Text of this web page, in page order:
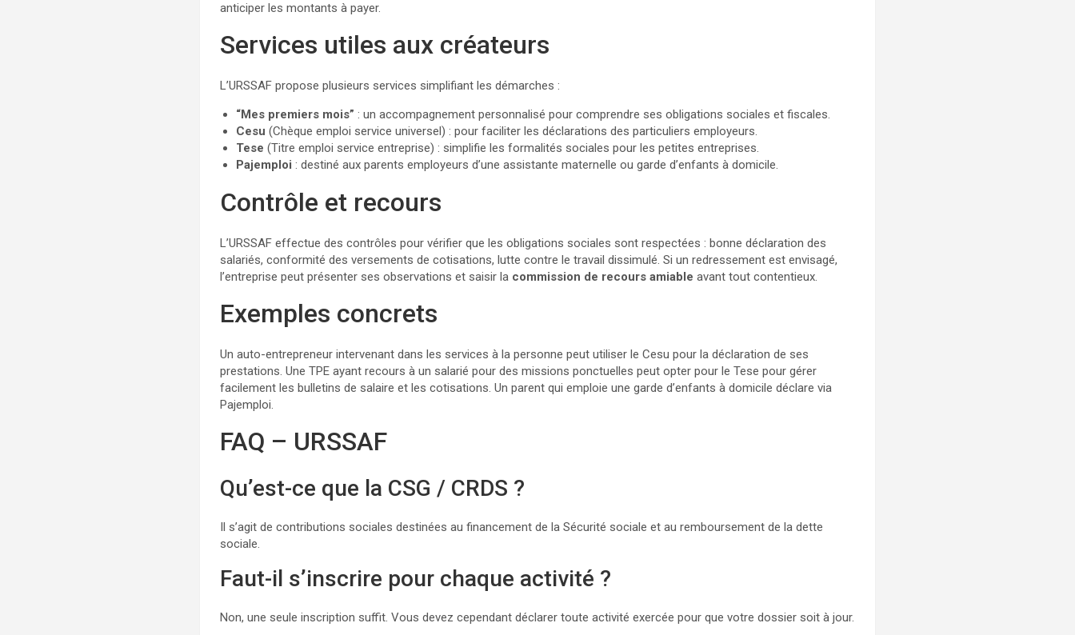
anticiper les montants à payer.
Services utiles aux créateurs
L’URSSAF propose plusieurs services simplifiant les démarches :
“Mes premiers mois” : un accompagnement personnalisé pour comprendre ses obligations sociales et fiscales.
Cesu (Chèque emploi service universel) : pour faciliter les déclarations des particuliers employeurs.
Tese (Titre emploi service entreprise) : simplifie les formalités sociales pour les petites entreprises.
Pajemploi : destiné aux parents employeurs d’une assistante maternelle ou garde d’enfants à domicile.
Contrôle et recours
L’URSSAF effectue des contrôles pour vérifier que les obligations sociales sont respectées : bonne déclaration des
salariés, conformité des versements de cotisations, lutte contre le travail dissimulé. Si un redressement est envisagé,
l’entreprise peut présenter ses observations et saisir la commission de recours amiable avant tout contentieux.
Exemples concrets
Un auto-entrepreneur intervenant dans les services à la personne peut utiliser le Cesu pour la déclaration de ses
prestations. Une TPE ayant recours à un salarié pour des missions ponctuelles peut opter pour le Tese pour gérer
facilement les bulletins de salaire et les cotisations. Un parent qui emploie une garde d’enfants à domicile déclare via
Pajemploi.
FAQ – URSSAF
Qu’est-ce que la CSG / CRDS ?
Il s’agit de contributions sociales destinées au financement de la Sécurité sociale et au remboursement de la dette
sociale.
Faut-il s’inscrire pour chaque activité ?
Non, une seule inscription suffit. Vous devez cependant déclarer toute activité exercée pour que votre dossier soit à jour.